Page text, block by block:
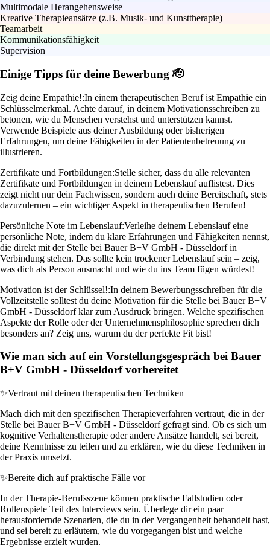
Multimodale Herangehensweise
Kreative Therapieansätze (z.B. Musik- und Kunsttherapie)
Teamarbeit
Kommunikationsfähigkeit
Supervision
Einige Tipps für deine Bewerbung 🫡
Zeig deine Empathie!:In einem therapeutischen Beruf ist Empathie ein
Schlüsselmerkmal. Achte darauf, in deinem Motivationsschreiben zu
betonen, wie du Menschen verstehst und unterstützen kannst.
Verwende Beispiele aus deiner Ausbildung oder bisherigen
Erfahrungen, um deine Fähigkeiten in der Patientenbetreuung zu
illustrieren.
Zertifikate und Fortbildungen:Stelle sicher, dass du alle relevanten
Zertifikate und Fortbildungen in deinem Lebenslauf auflistest. Dies
zeigt nicht nur dein Fachwissen, sondern auch deine Bereitschaft, stets
dazuzulernen – ein wichtiger Aspekt in therapeutischen Berufen!
Persönliche Note im Lebenslauf:Verleihe deinem Lebenslauf eine
persönliche Note, indem du klare Erfahrungen und Fähigkeiten nennst,
die direkt mit der Stelle bei Bauer B+V GmbH - Düsseldorf in
Verbindung stehen. Das sollte kein trockener Lebenslauf sein – zeig,
was dich als Person ausmacht und wie du ins Team fügen würdest!
Motivation ist der Schlüssel!:In deinem Bewerbungsschreiben für die
Vollzeitstelle solltest du deine Motivation für die Stelle bei Bauer B+V
GmbH - Düsseldorf klar zum Ausdruck bringen. Welche spezifischen
Aspekte der Rolle oder der Unternehmensphilosophie sprechen dich
besonders an? Zeig uns, warum du der perfekte Fit bist!
Wie man sich auf ein Vorstellungsgespräch bei Bauer
B+V GmbH - Düsseldorf vorbereitet
✨Vertraut mit deinen therapeutischen Techniken
Mach dich mit den spezifischen Therapieverfahren vertraut, die in der
Stelle bei Bauer B+V GmbH - Düsseldorf gefragt sind. Ob es sich um
kognitive Verhaltenstherapie oder andere Ansätze handelt, sei bereit,
deine Kenntnisse zu teilen und zu erklären, wie du diese Techniken in
der Praxis umsetzt.
✨Bereite dich auf praktische Fälle vor
In der Therapie-Berufsszene können praktische Fallstudien oder
Rollenspiele Teil des Interviews sein. Überlege dir ein paar
herausfordernde Szenarien, die du in der Vergangenheit behandelt hast,
und sei bereit zu erläutern, wie du vorgegangen bist und welche
Ergebnisse erzielt wurden.